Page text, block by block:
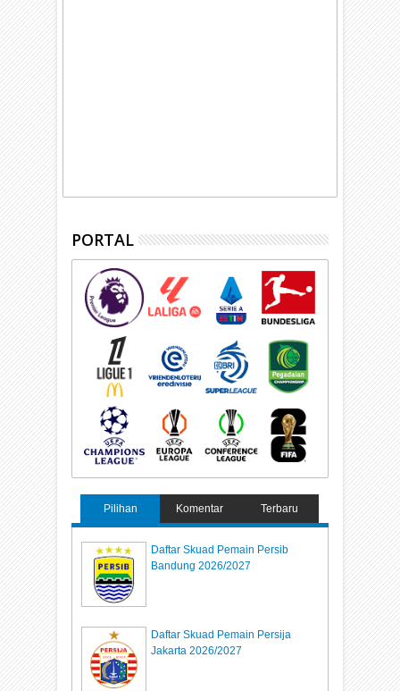
PORTAL
Pilihan Komentar Terbaru
Daftar Skuad Pemain Persib
Bandung 2026/2027
Daftar Skuad Pemain Persija
Jakarta 2026/2027